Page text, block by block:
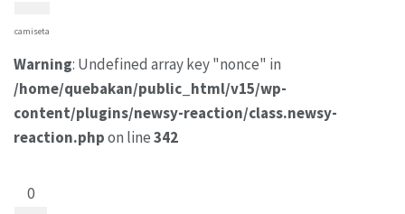
camiseta
Warning: Undefined array key "nonce" in
/home/quebakan/public_html/v15/wp-
content/plugins/newsy-reaction/class.newsy-
reaction.phpon line342
0